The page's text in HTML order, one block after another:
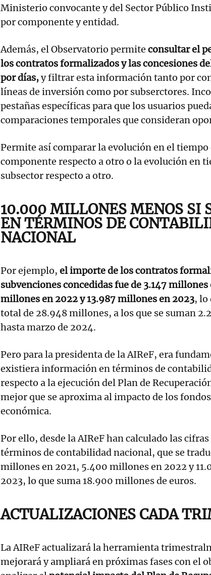
Ministerio convocante y del Sector Público
por componente y entidad.
Además, el Observatorio permite consultar el
los contratos formalizados y las concesiones
por días,y filtrar esta información tanto por
líneas de inversión como por subserctores.
pestañas específicas para que los usuarios
comparaciones temporales que consideran
Permite así comparar la evolución en el tiempo
componente respecto a otro o la evolución en
subsector respecto a otro.
10.000 MILLONES MENOS SI
EN TÉRMINOS DE
NACIONAL
Por ejemplo, el importe de los contratos
subvenciones concedidas fue de 3.147 millones
millones en 2022 y 13.987 millones en 2023, lo
total de 28.948 millones, a los que se suman
hasta marzo de 2024.
Pero para la presidenta de la AIReF, era
existiera información en términos de
respecto a la ejecución del Plan de
mejor que se aproxima al impacto de los
económica.
Por ello, desde la AIReF han calculado las
términos de contabilidad nacional, que se
millones en 2021, 5.400 millones en 2022 y
2023, lo que suma 18.900 millones de euros.
ACTUALIZACIONES CADA
La AIReF actualizará la herramienta
mejorará y ampliará en próximas fases con el